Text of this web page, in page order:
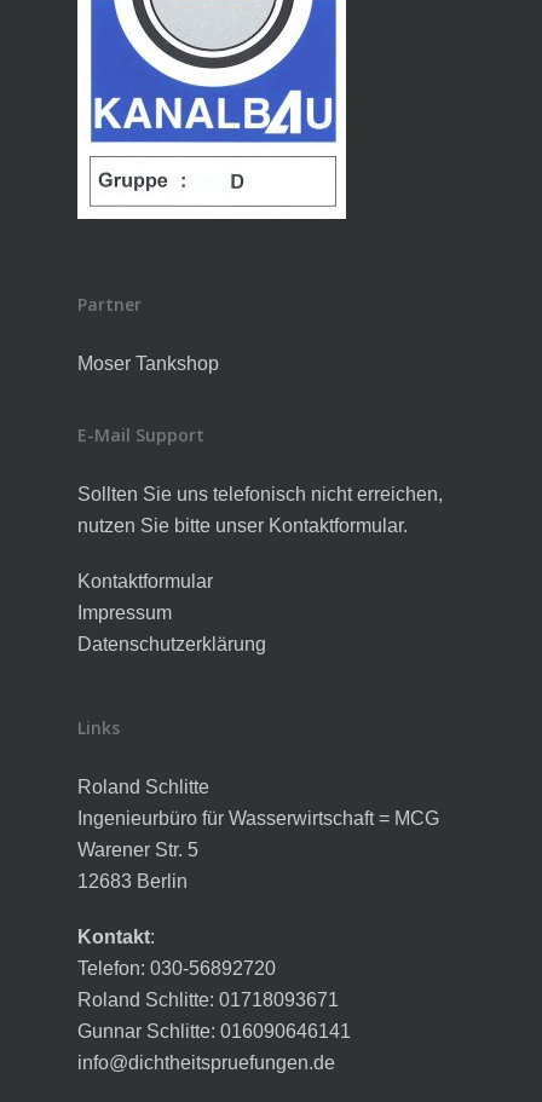
Partner
Moser Tankshop
E-Mail Support
Sollten Sie uns telefonisch nicht erreichen,
nutzen Sie bitte unser Kontaktformular.
Kontaktformular
Impressum
Datenschutzerklärung
Links
Roland Schlitte
Ingenieurbüro für Wasserwirtschaft = MCG
Warener Str. 5
12683 Berlin
Kontakt:
Telefon: 030-56892720
Roland Schlitte: 01718093671
Gunnar Schlitte: 016090646141
info@dichtheitspruefungen.de